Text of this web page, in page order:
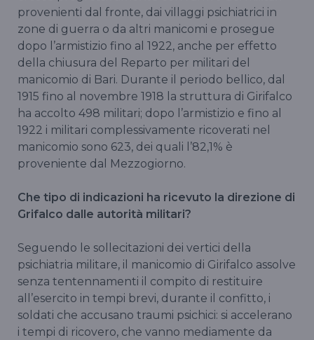
provenienti dal fronte, dai villaggi psichiatrici in
zone di guerra o da altri manicomi e prosegue
dopo l’armistizio fino al 1922, anche per effetto
della chiusura del Reparto per militari del
manicomio di Bari. Durante il periodo bellico, dal
1915 fino al novembre 1918 la struttura di Girifalco
ha accolto 498 militari; dopo l’armistizio e fino al
1922 i militari complessivamente ricoverati nel
manicomio sono 623, dei quali l’82,1% è
proveniente dal Mezzogiorno.
Che tipo di indicazioni ha ricevuto la direzione di
Grifalco dalle autorità militari?
Seguendo le sollecitazioni dei vertici della
psichiatria militare, il manicomio di Girifalco assolve
senza tentennamenti il compito di restituire
all’esercito in tempi brevi, durante il confitto, i
soldati che accusano traumi psichici: si accelerano
i tempi di ricovero, che vanno mediamente da